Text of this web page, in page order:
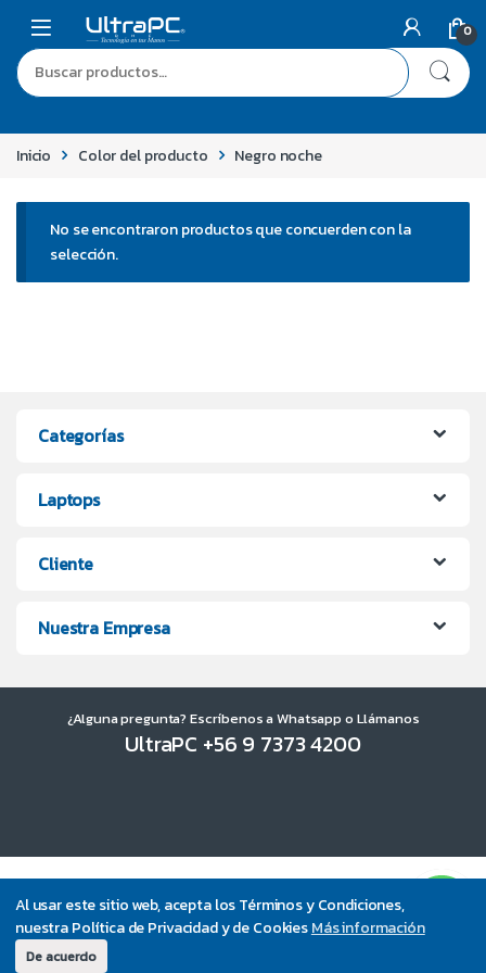
Al usar este sitio web, acepta los Términos y Condiciones,
nuestra Política de Privacidad y de CookiesMás información
De acuerdo
0
Inicio Color del producto Negro noche
No se encontraron productos que concuerden con la
selección.
Categorías
Laptops
Cliente
Nuestra Empresa
¿Alguna pregunta? Escríbenos a Whatsapp o Llámanos
UltraPC +56 9 7373 4200